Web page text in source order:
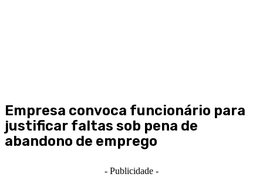
Empresa convoca funcionário para
justificar faltas sob pena de
abandono de emprego
- Publicidade -